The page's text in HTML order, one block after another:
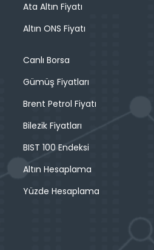
Ata Altın Fiyatı
Altın ONS Fiyatı
Canlı Borsa
Gümüş Fiyatları
Brent Petrol Fiyatı
Bilezik Fiyatları
BIST 100 Endeksi
Altın Hesaplama
Yüzde Hesaplama